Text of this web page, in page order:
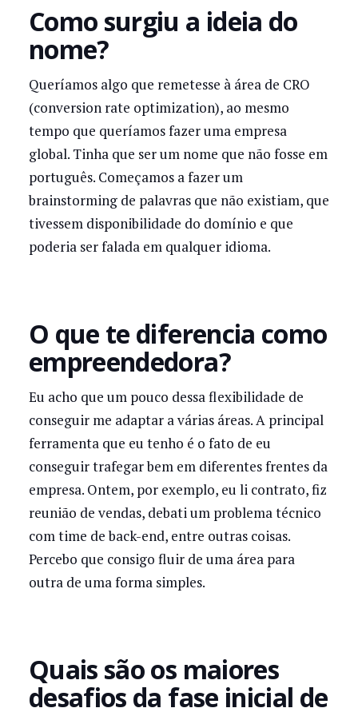
Como surgiu a ideia do
nome?
Queríamos algo que remetesse à área de CRO
(conversion rate optimization), ao mesmo
tempo que queríamos fazer uma empresa
global. Tinha que ser um nome que não fosse em
português. Começamos a fazer um
brainstorming de palavras que não existiam, que
tivessem disponibilidade do domínio e que
poderia ser falada em qualquer idioma.
O que te diferencia como
empreendedora?
Eu acho que um pouco dessa flexibilidade de
conseguir me adaptar a várias áreas. A principal
ferramenta que eu tenho é o fato de eu
conseguir trafegar bem em diferentes frentes da
empresa. Ontem, por exemplo, eu li contrato, fiz
reunião de vendas, debati um problema técnico
com time de back-end, entre outras coisas.
Percebo que consigo fluir de uma área para
outra de uma forma simples.
Quais são os maiores
desafios da fase inicial de